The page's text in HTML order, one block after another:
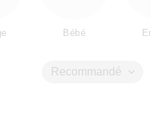
Bébé
Recommandé